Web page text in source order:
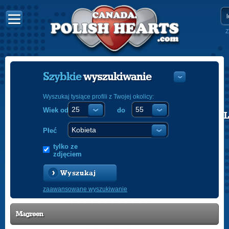
POLISH
Szybkiewyszukiwanie
Wyszukaj tysiące profili z Twojej okolicy:
Wiek od do
Płeć
tylko ze
zdjęciem
Wyszukaj
zaawansowane wyszukiwanie
Magreen